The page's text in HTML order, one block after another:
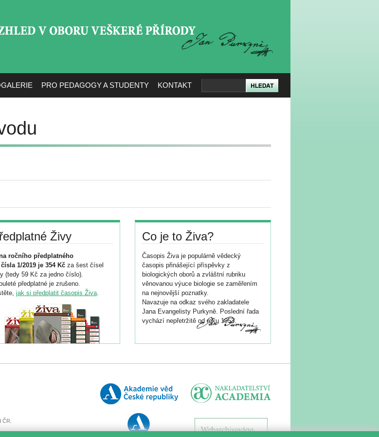
PRO PEDAGOGY A STUDENTY KONTAKT
Živy
ročního předplatného
1/2019 je 354 Kč za šest čísel
(tedy 59 Kč za jedno číslo).
předplatné je zrušeno.
jak si předplatit časopis Živa.
Co je to Živa?
Časopis Živa je populárně vědecký
časopis přinášející příspěvky z
biologických oborů a zvláštní rubriku
věnovanou výuce biologie se zaměřením
na nejnovější poznatky.
Navazuje na odkaz svého zakladatele
Jana Evangelisty Purkyně. Poslední řada
vychází nepřetržitě od roku 1953.